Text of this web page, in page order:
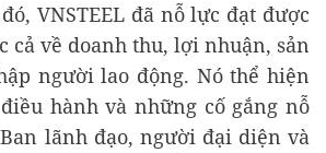
VNSTEEL đã nỗ lực đạt được
cả về doanh thu, lợi nhuận, sản
người lao động. Nó thể hiện
hành và những cố gắng nỗ
lãnh đạo, người đại diện và